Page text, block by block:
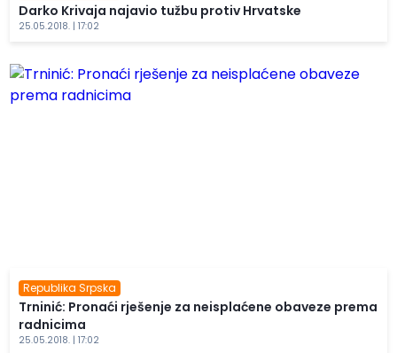
Darko Krivaja najavio tužbu protiv Hrvatske
25.05.2018. | 17:02
Republika Srpska
Trninić: Pronaći rješenje za neisplaćene obaveze prema
radnicima
25.05.2018. | 17:02